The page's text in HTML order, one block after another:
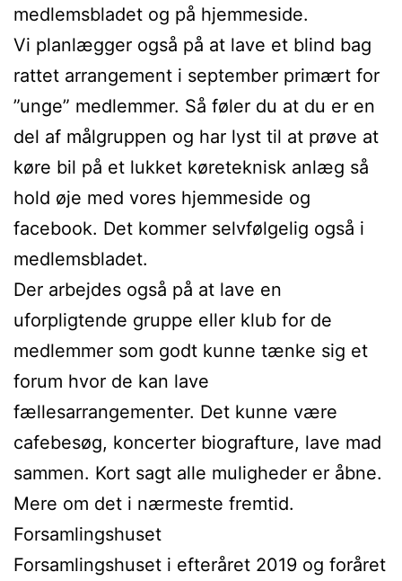
medlemsbladet og på hjemmeside.
Vi planlægger også på at lave et blind bag
rattet arrangement i september primært for
”unge” medlemmer. Så føler du at du er en
del af målgruppen og har lyst til at prøve at
køre bil på et lukket køreteknisk anlæg så
hold øje med vores hjemmeside og
facebook. Det kommer selvfølgelig også i
medlemsbladet.
Der arbejdes også på at lave en
uforpligtende gruppe eller klub for de
medlemmer som godt kunne tænke sig et
forum hvor de kan lave
fællesarrangementer. Det kunne være
cafebesøg, koncerter biografture, lave mad
sammen. Kort sagt alle muligheder er åbne.
Mere om det i nærmeste fremtid.
Forsamlingshuset
Forsamlingshuset i efteråret 2019 og foråret